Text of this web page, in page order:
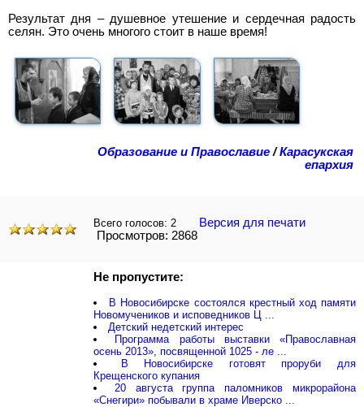
Результат дня – душевное утешение и сердечная радость
селян. Это очень многого стоит в наше время!
Образование и Православие /Карасукская
епархия
Всего голосов: 2
Версия для печати
Просмотров: 2868
Не пропустите:
В Новосибирске состоялся крестный ход памяти
Новомучеников и исповедников Ц ...
Детский недетский интерес
Программа работы выставки «Православная
осень 2013», посвященной 1025 - ле ...
В Новосибирске готовят проруби для
Крещенского купания
20 августа группа паломников микрорайона
«Снегири» побывали в храме Иверско ...